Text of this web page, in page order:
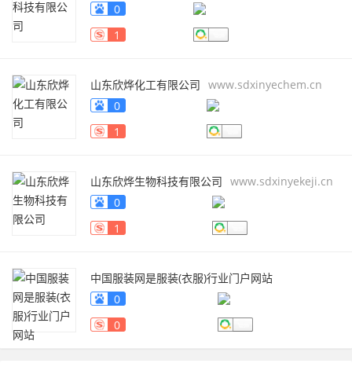
0
1
山东欣烨化工有限公司 www.sdxinyechem.cn
0
1
山东欣烨生物科技有限公司 www.sdxinyekeji.cn
0
1
中国服装网是服装(衣服)行业门户网站
fuzhuang.qiyeku.cn
0
0